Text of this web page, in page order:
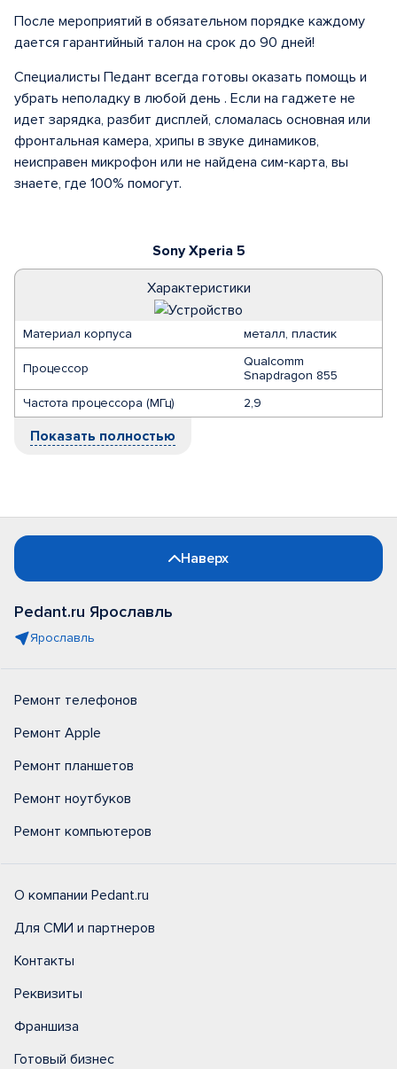
Sony Xperia 5
Характеристики
Материал корпуса металл, пластик
Процессор
Qualcomm
Snapdragon 855
Частота процессора (МГц)
2,9
Показать полностью
После мероприятий в обязательном порядке каждому
дается гарантийный талон на срок до 90 дней!
Специалисты Педант всегда готовы оказать помощь и
убрать неполадку в любой день . Если на гаджете не
идет зарядка, разбит дисплей, сломалась основная или
фронтальная камера, хрипы в звуке динамиков,
неисправен микрофон или не найдена сим-карта, вы
знаете, где 100% помогут.
Наверх
Pedant.ru Ярославль
Ярославль
Ремонт телефонов
Ремонт Apple
Ремонт планшетов
Ремонт ноутбуков
Ремонт компьютеров
О компании Pedant.ru
Для СМИ и партнеров
Контакты
Реквизиты
Франшиза
Готовый бизнес